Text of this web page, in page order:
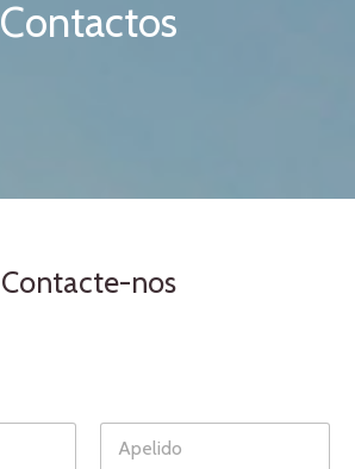
Contactos
Contacte-nos